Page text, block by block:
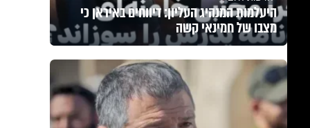
היעלמות המנהיג העליון: דיווחים באיראן כי
מצבו של חמינאי קשה